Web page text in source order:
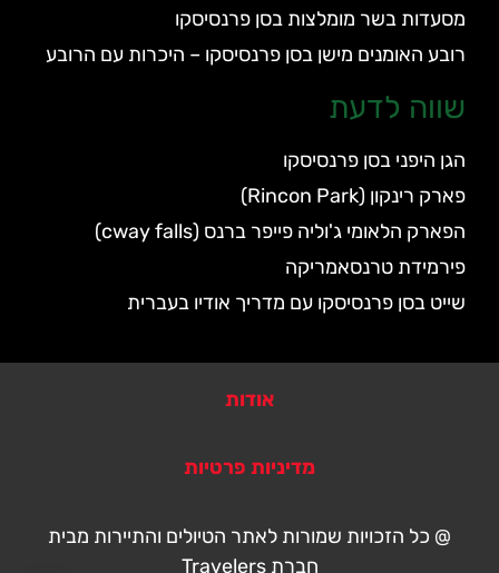
מסעדות בשר מומלצות בסן פרנסיסקו
רובע האומנים מישן בסן פרנסיסקו – היכרות עם הרובע
שווה לדעת
הגן היפני בסן פרנסיסקו
פארק רינקון (Rincon Park)
הפארק הלאומי ג'וליה פייפר ברנס (cway falls)
פירמידת טרנסאמריקה
שייט בסן פרנסיסקו עם מדריך אודיו בעברית
אודות
מדיניות פרטיות
@ כל הזכויות שמורות לאתר הטיולים והתיירות מבית
חברת Travelers